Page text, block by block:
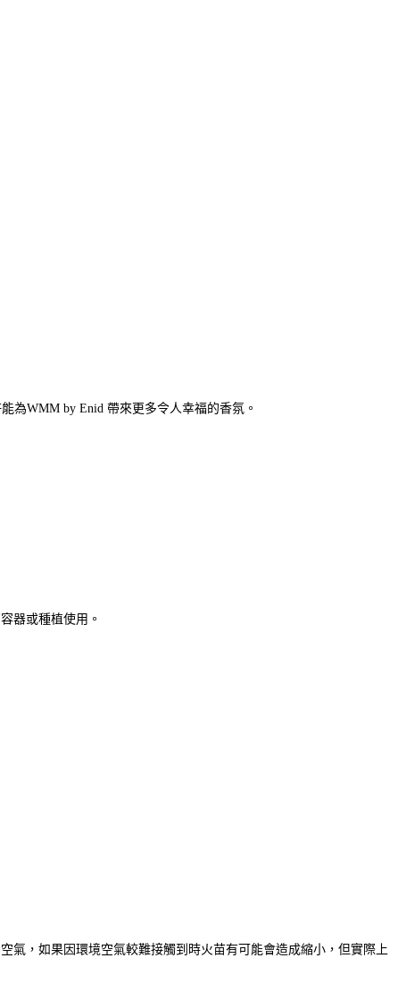
為WMM by Enid 帶來更多令人幸福的香氛。
器或種植使用。
氣，如果因環境空氣較難接觸到時火苗有可能會造成縮小，但實際上